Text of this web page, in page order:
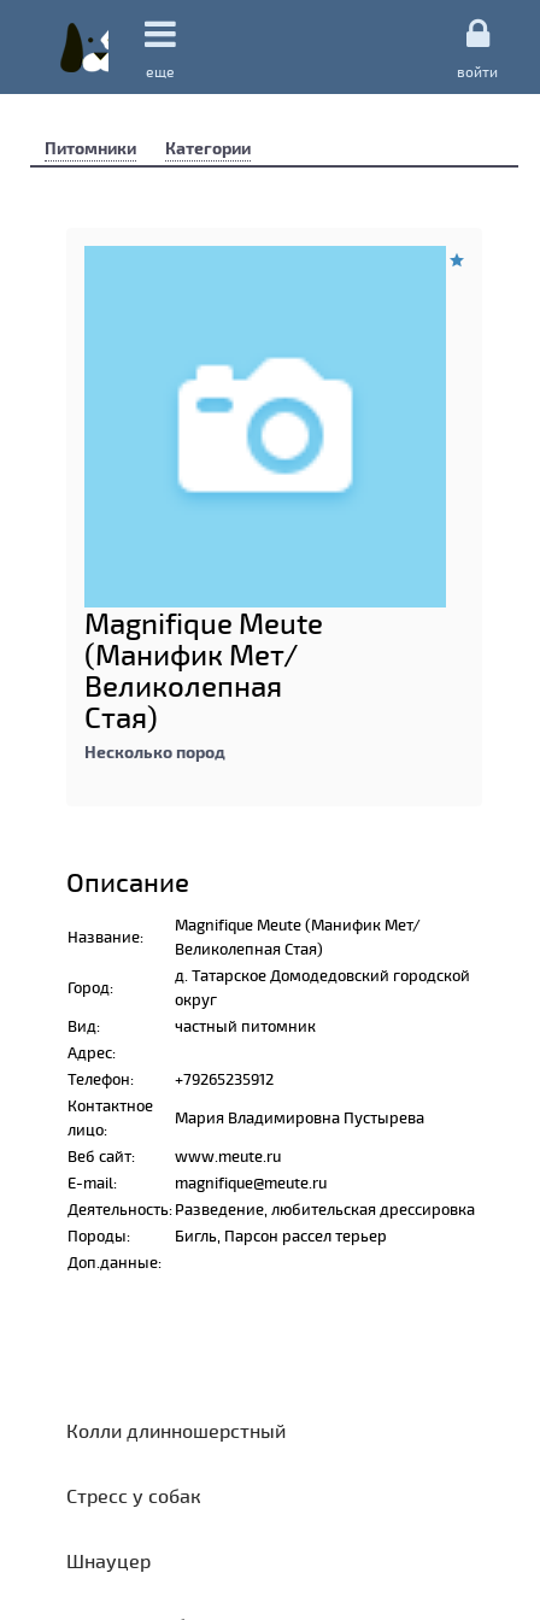
еще войти
Питомники Категории
Magnifique Meute
(Манифик Мет/
Великолепная
Стая)
Несколько пород
Описание
Название:
Magnifique Meute (Манифик Мет/
Великолепная Стая)
Город:
д. Татарское Домодедовский городской
округ
Вид:
частный питомник
Адрес:
Телефон:
+79265235912
Контактное
лицо:
Мария Владимировна Пустырева
Веб сайт:
www.meute.ru
E-mail:
magnifique@meute.ru
Деятельность:Разведение, любительская дрессировка
Породы:
Бигль, Парсон рассел терьер
Доп.данные:
Колли длинношерстный
Стресс у собак
Шнауцер